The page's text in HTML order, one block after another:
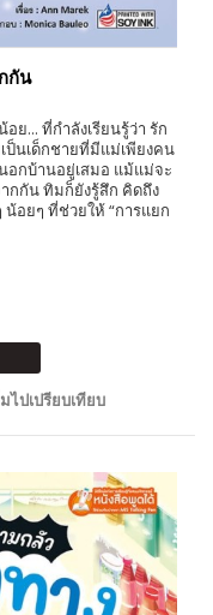
กัน
ย... ที่กำลังเรียนรู้ว่า รัก
ป็นเด็กชายที่มีแม่เพียงคน
อกบ้านอยู่เสมอ แม้แม่จะ
กกัน ทิมก็ยังรู้สึก คิดถึง
อยๆ ที่ช่วยให้ “การแยก
ไปเปรียบเทียบ